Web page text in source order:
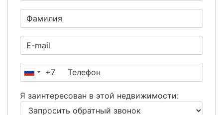
Россия
+7
Я заинтересован в этой недвижимости: